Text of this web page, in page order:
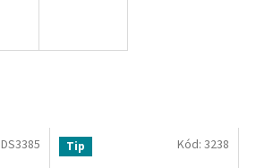
DS3385 Tip Kód: 3238